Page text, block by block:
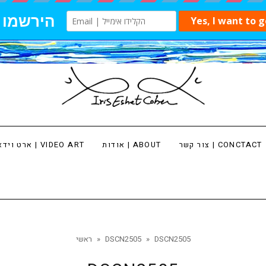
ארט וידאו | VIDEO ART אודות | ABOUT צור קשר | CONCTACT
ראשי » DSCN2505 » DSCN2505